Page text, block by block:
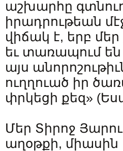
աշխարհը
իրադրութեան
վիճակ է, երբ մեր
եւ տառապում են
այս
ուղղուած իր
փրկեցի քեզ»
Մեր Տիրոջ
աղօթքի, միասին